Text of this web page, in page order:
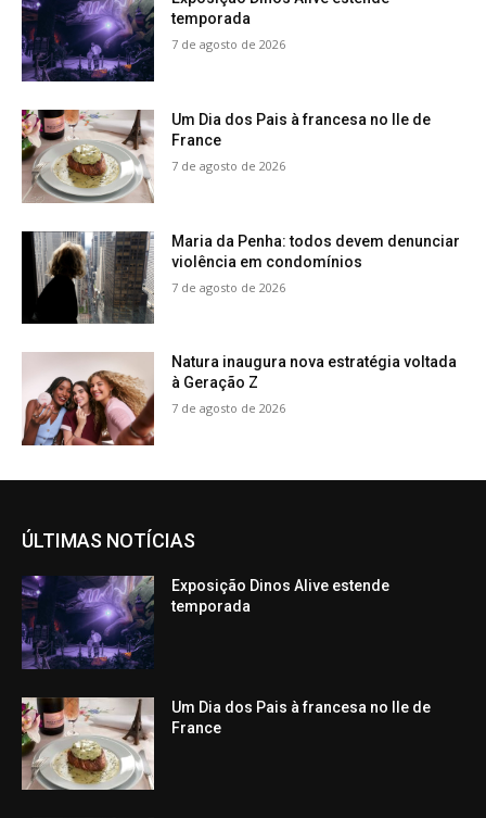
temporada
7 de agosto de 2026
Um Dia dos Pais à francesa no Ile de
France
7 de agosto de 2026
Maria da Penha: todos devem denunciar
violência em condomínios
7 de agosto de 2026
Natura inaugura nova estratégia voltada
à Geração Z
7 de agosto de 2026
ÚLTIMAS NOTÍCIAS
Exposição Dinos Alive estende
temporada
Um Dia dos Pais à francesa no Ile de
France